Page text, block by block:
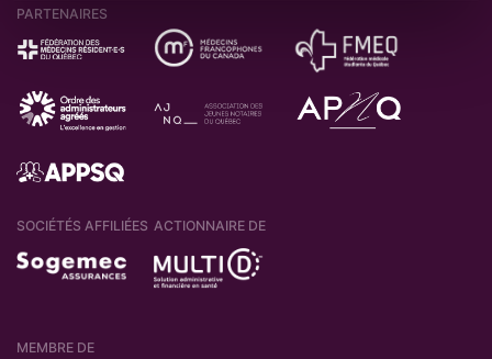
PARTENAIRES
SOCIÉTÉS AFFILIÉES ACTIONNAIRE DE
MEMBRE DE